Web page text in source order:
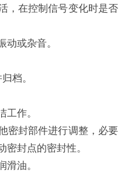
，在控制信号变化时是否
或杂音。
档。
作。
密封部件进行调整，必要
密封点的密封性。
油。